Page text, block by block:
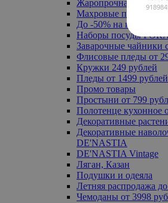
Жаропрочная посуда
Махровые полотенца
До -50% на ковры
Наборы посуды
Заварочные чайники
Флисовые пледы от
Кружки 249 рублей
Пледы от 1499 рублей
Промо товары
Простыни от 799
Полотенце кухонное
Декоративные
Декоративные
DE'NASTIA
DE'NASTIA Vintage
Ляган, Казан
Подушки и одеяла
Летняя распродажа
Чемоданы от 3998